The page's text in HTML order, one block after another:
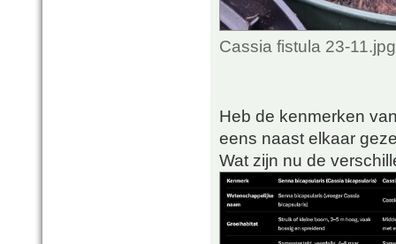
Cassia fistula 23-
Heb de kenmerken
eens naast elkaar
Wat zijn nu de